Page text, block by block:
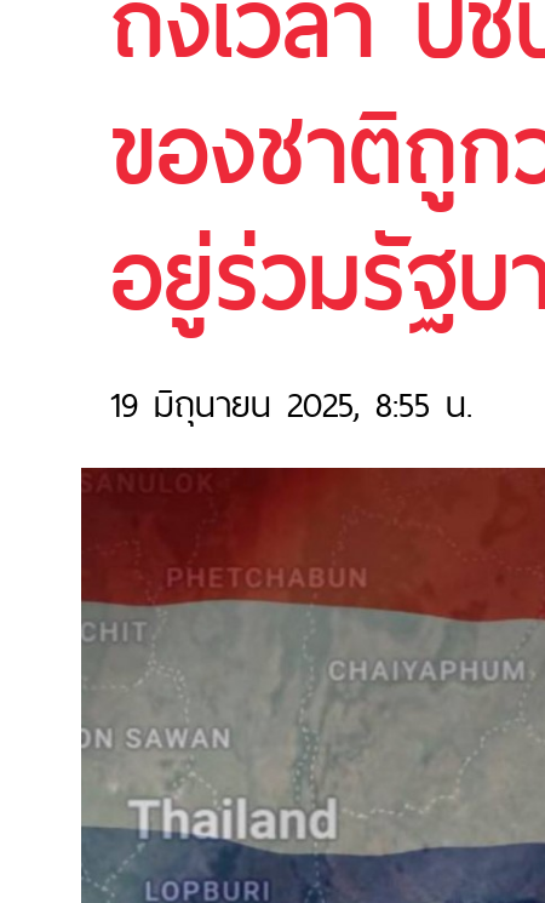
ของชาติถูก
อยู่ร่วมรัฐบ
19 มิถุนายน 2025, 8:55 น.